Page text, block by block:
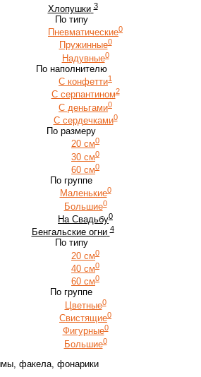
Хлопушки 3
По типу
Пневматические0
Пружинные0
Надувные0
По наполнителю
С конфетти1
С серпантином2
С деньгами0
С сердечками0
По размеру
20 см0
30 см0
60 см0
По группе
Маленькие0
Большие0
На Свадьбу0
Бенгальские огни 4
По типу
20 см0
40 см0
60 см0
По группе
Цветные0
Свистящие0
Фигурные0
Большие0
факела, фонарики